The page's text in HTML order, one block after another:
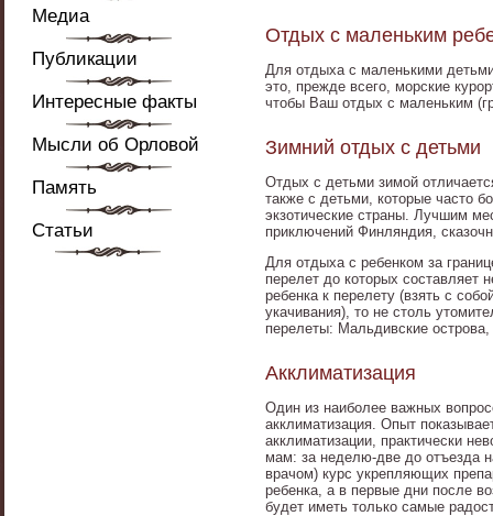
Медиа
Публикации
Интересные факты
Мысли об Орловой
Память
Статьи
Отдых с маленьким
Для отдыха с маленькими
это, прежде всего, морские
чтобы Ваш отдых с маленьким
Зимний отдых с детьми
Отдых с детьми зимой
также с детьми, которые часто
экзотические страны. Лучшим
приключений Финляндия,
Для отдыха с ребенком за
перелет до которых составляет
ребенка к перелету (взять с
укачивания), то не столь
перелеты: Мальдивские
Акклиматизация
Один из наиболее важных
акклиматизация. Опыт
акклиматизации, практически
мам: за неделю-две до отъезда
врачом) курс укрепляющих
ребенка, а в первые дни после
будет иметь только самые